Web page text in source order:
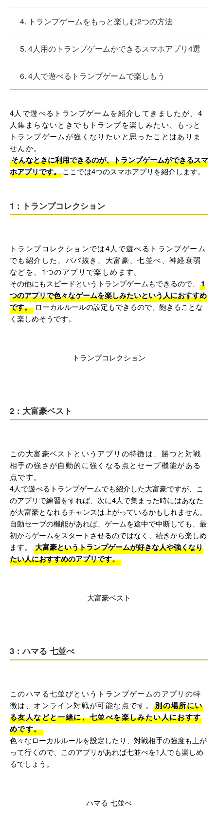
4. トランプゲームをもっと楽しむ2つの方法
5. 4人用のトランプゲームができるスマホアプリ4選
6. 4人で遊べるトランプゲームで楽しもう
4人で遊べるトランプゲームを紹介してきましたが、4
人集まらないときでもトランプを楽しみたい、もっと
トランプゲームが強くなりたいと思ったことはありま
せんか。
そんなときに利用できるのが、トランプゲームができるスマ
ホアプリです。 ここでは4つのスマホアプリを紹介します。
1：トランプコレクション
トランプコレクションでは4人で遊べるトランプゲーム
でも紹介した、ババ抜き、大富豪、七並べ、神経衰弱
などを、1つのアプリで楽しめます。
その他にもスピードというトランプゲームもできるので、
1
つのアプリで色々なゲームを楽しみたいという人におすすめ
です。 ローカルルールの設定もできるので、飽きることな
く楽しめそうです。
トランプコレクション
2：大富豪ベスト
この大富豪ベストというアプリの特徴は、勝つと対戦
相手の強さが自動的に強くなる点とセーブ機能がある
点です。
4人で遊べるトランプゲームでも紹介した大富豪ですが、こ
のアプリで練習をすれば、次に4人で集まった時にはあなた
が大富豪となれるチャンスは上がっているかもしれません。
自動セーブの機能があれば、ゲームを途中で中断しても、最
初からゲームをスタートさせるのではなく、続きから楽しめ
ます。
大富豪というトランプゲームが好きな人や強くなり
たい人におすすめのアプリです。
大富豪ベスト
3：ハマる 七並べ
このハマる七並びというトランプゲームのアプリの特
徴は、オンライン対戦が可能な点です。別の場所にい
る友人などと一緒に、七並べを楽しみたい人におすす
めです。
色々なローカルルールを設定したり、対戦相手の強度も上が
って行くので、このアプリがあれば七並べを1人でも楽しめ
るでしょう。
ハマる 七並べ